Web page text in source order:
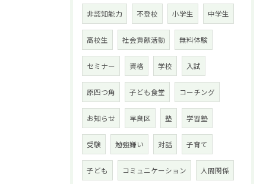
非認知能力 不登校 小学生 中学生
高校生 社会貢献活動 無料体験
セミナー 資格 学校 入試
原四つ角 子ども食堂 コーチング
お知らせ 早良区 塾 学習塾
受験 勉強嫌い 対話 子育て
子ども コミュニケーション 人間関係